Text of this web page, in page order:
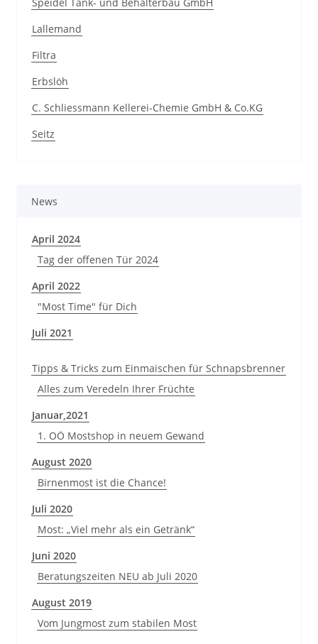
Lallemand
Filtra
Erbslöh
C. Schliessmann Kellerei-Chemie GmbH & Co.KG
Seitz
News
April 2024
Tag der offenen Tür 2024
April 2022
"Most Time" für Dich
Juli 2021
Tipps & Tricks zum Einmaischen für Schnapsbrenner
Alles zum Veredeln Ihrer Früchte
Januar,2021
1. OÖ Mostshop in neuem Gewand
August 2020
Birnenmost ist die Chance!
Juli 2020
Most: „Viel mehr als ein Getränk“
Juni 2020
Beratungszeiten NEU ab Juli 2020
August 2019
Vom Jungmost zum stabilen Most